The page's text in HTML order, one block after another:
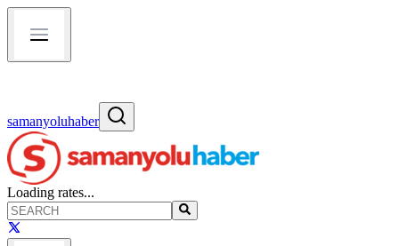
samanyoluhaber
Loading rates...